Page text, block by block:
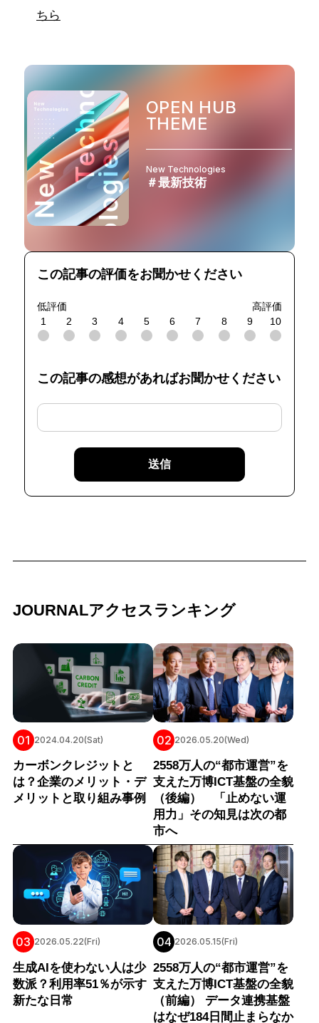
ちら
OPEN HUB
THEME
New Technologies
＃最新技術
この記事の評価をお聞かせください
低評価
高評価
1
2 3 4 5 6 7 8 9 10
この記事の感想があればお聞かせください
送信
JOURNALアクセスランキング
01 2024.04.20(Sat)
カーボンクレジットと
は？企業のメリット・デ
メリットと取り組み事例
02 2026.05.20(Wed)
2558万人の“都市運営”を
支えた万博ICT基盤の全貌
（後編） 「止めない運
用力」その知見は次の都
市へ
03 2026.05.22(Fri)
生成AIを使わない人は少
数派？利用率51％が示す
新たな日常
04 2026.05.15(Fri)
2558万人の“都市運営”を
支えた万博ICT基盤の全貌
（前編） データ連携基盤
はなぜ184日間止まらなか